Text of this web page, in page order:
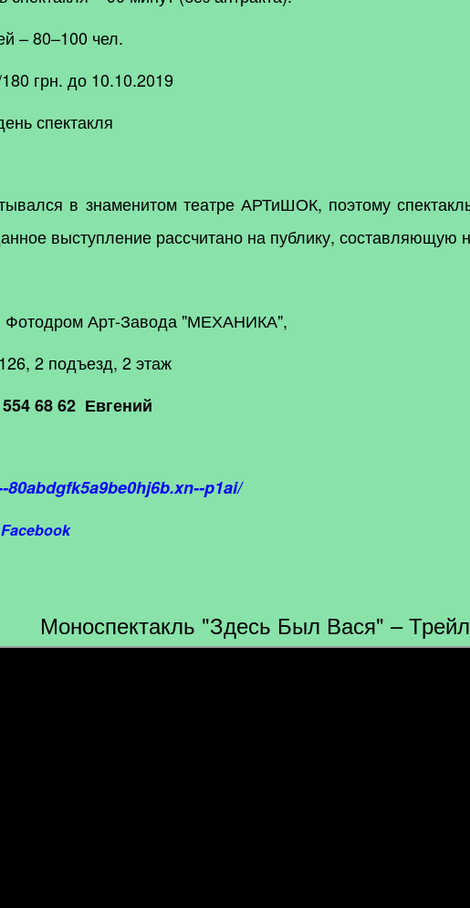
– 80–100 чел.
грн. до 10.10.2019
спектакля
в знаменитом театре АРТиШОК, поэтому
выступление рассчитано на публику, составляющую
Фотодром Арт-Завода "МЕХАНИКА",
2 подъезд, 2 этаж
68 62 Евгений
p1ai/
Facebook
Моноспектакль "Здесь Был Вася" –